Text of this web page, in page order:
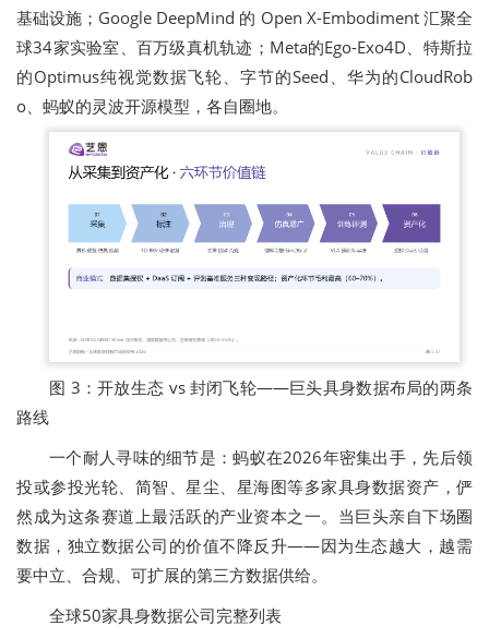
基础设施；Google DeepMind 的 Open X-Embodiment 汇聚全
球34家实验室、百万级真机轨迹；Meta的Ego-Exo4D、特斯拉
的Optimus纯视觉数据飞轮、字节的Seed、华为的CloudRob
o、蚂蚁的灵波开源模型，各自圈地。
图 3：开放生态 vs 封闭飞轮——巨头具身数据布局的两条
路线
一个耐人寻味的细节是：蚂蚁在2026年密集出手，先后领
投或参投光轮、简智、星尘、星海图等多家具身数据资产，俨
然成为这条赛道上最活跃的产业资本之一。当巨头亲自下场圈
数据，独立数据公司的价值不降反升——因为生态越大，越需
要中立、合规、可扩展的第三方数据供给。
全球50家具身数据公司完整列表